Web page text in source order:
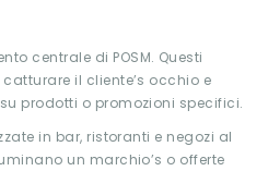
centrale di POSM. Questi
il cliente’s occhio e
prodotti o promozioni specifici.
in bar, ristoranti e negozi al
un marchio’s o offerte